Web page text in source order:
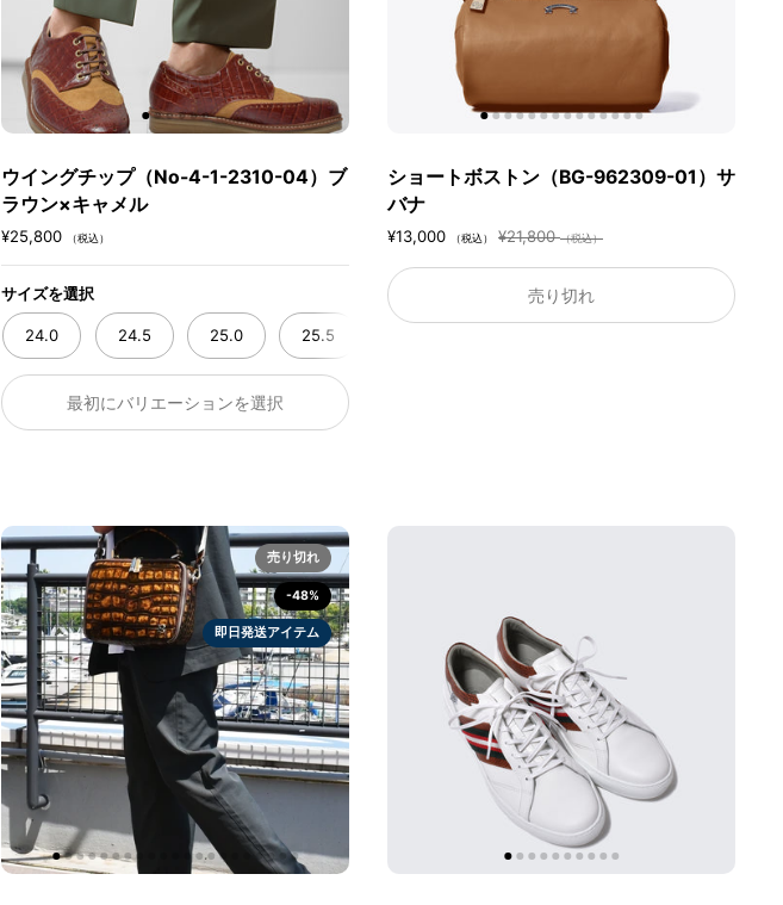
26.0 26.5 27.0 27.5
ウイングチップ（No-4-1-2310-04）ブ
ラウン×キャメル
¥25,800 （税込）
サイズを選択
24.0 24.5 25.0 25.5
最初にバリエーションを選択
ショートボストン（BG-962309-01）サ
バナ
¥13,000 （税込） ¥21,800（税込）
売り切れ
売り切れ
-48%
即日発送アイテム